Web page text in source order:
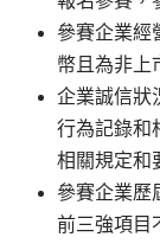
參賽企業經
幣且為非上
企業誠信狀
行為記錄和
相關規定和
參賽企業歷
前三強項目